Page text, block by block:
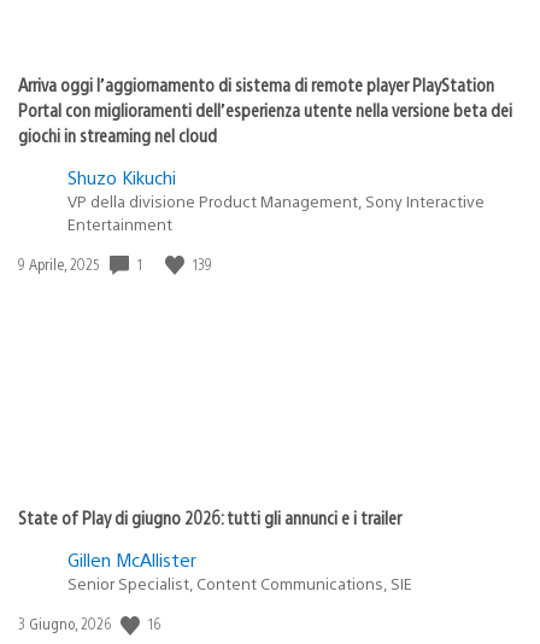
Arriva oggi l’aggiornamento di sistema di remote player PlayStation
Portal con miglioramenti dell’esperienza utente nella versione beta dei
giochi in streaming nel cloud
Shuzo Kikuchi
VP della divisione Product Management, Sony Interactive
Entertainment
Data
9 Aprile, 2025 1 139
State of Play di giugno 2026: tutti gli annunci e i trailer
Gillen McAllister
Senior Specialist, Content Communications, SIE
Data
3 Giugno, 2026 16